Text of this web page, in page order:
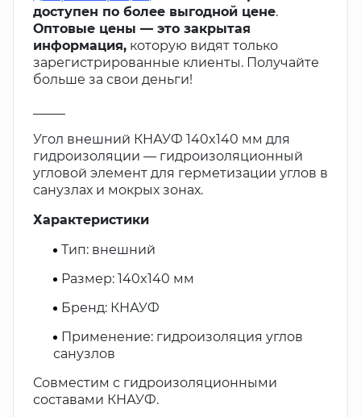
доступен по более выгодной цене.
Оптовые цены — это закрытая
информация, которую видят только
зарегистрированные клиенты. Получайте
больше за свои деньги!
Угол внешний КНАУФ 140x140 мм для
гидроизоляции — гидроизоляционный
угловой элемент для герметизации углов в
санузлах и мокрых зонах.
Характеристики
Тип: внешний
Размер: 140x140 мм
Бренд: КНАУФ
Применение: гидроизоляция углов
санузлов
Совместим с гидроизоляционными
составами КНАУФ.